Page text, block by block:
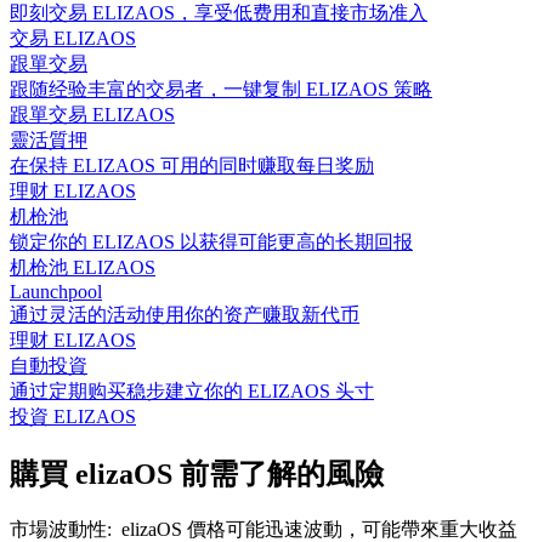
即刻交易 ELIZAOS，享受低费用和直接市场准入
交易 ELIZAOS
跟單交易
跟随经验丰富的交易者，一键复制 ELIZAOS 策略
跟單交易 ELIZAOS
靈活質押
在保持 ELIZAOS 可用的同时赚取每日奖励
理财 ELIZAOS
机枪池
锁定你的 ELIZAOS 以获得可能更高的长期回报
机枪池 ELIZAOS
Launchpool
通过灵活的活动使用你的资产赚取新代币
理财 ELIZAOS
自動投資
通过定期购买稳步建立你的 ELIZAOS 头寸
投資 ELIZAOS
購買 elizaOS 前需了解的風險
市場波動性: elizaOS 價格可能迅速波動，可能帶來重大收益